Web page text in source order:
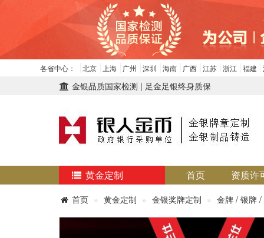
各省中心： 北京 上海 广州 深圳 海南 广西 江苏 浙江 福建
金银品质国家检测 | 足金足银终身质保
黄金定制 首页 资质许
首页 黄金定制 金银奖牌定制 金牌 / 银牌 /